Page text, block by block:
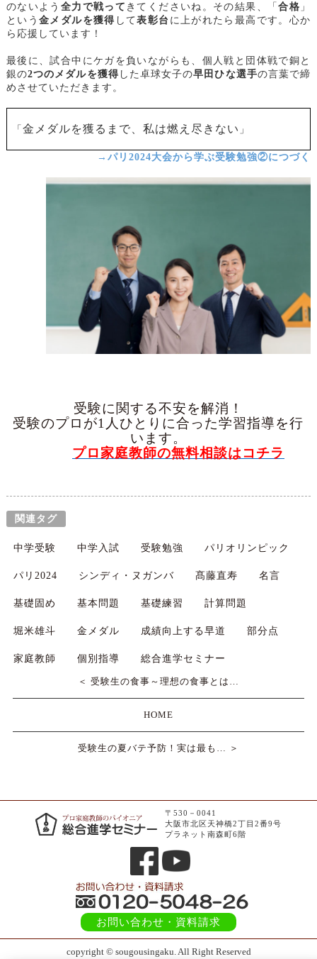
のないよう 全力で戦って きてくださいね。その結果、「合格 」
という金メダルを獲得 して表彰台 に上がれたら最高です。心か
ら応援しています！
最後に、試合中にケガを負いながらも、個人戦と団体戦で銅と
銀の2つのメダルを獲得 した卓球女子の早田ひな選手の言葉で締
めさせていただきます。
「金メダルを獲るまで、私は燃え尽きない 」
→パリ2024大会から学ぶ受験勉強②につづく
受験に関する不安を解消！
受験のプロが1人ひとりに合った学習指導を行
います。
プロ家庭教師の無料相談はコチラ
関連タグ
中学受験 中学入試 受験勉強 パリオリンピック
パリ2024 シンディ・ヌガンバ 髙藤直寿 名言
基礎固め 基本問題 基礎練習 計算問題
堀米雄斗 金メダル 成績向上する早道 部分点
家庭教師 個別指導 総合進学セミナー
＜ 受験生の食事～理想の食事とは…
HOME
受験生の夏バテ予防！実は最も… ＞
〒530－0041
大阪市北区天神橋2丁目2番9号
プラネット南森町6階
お問い合わせ ・資料請求
copyright © sougousingaku. All Right Reserved